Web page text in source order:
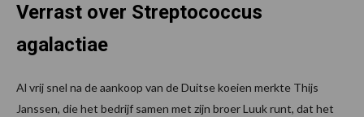
Verrast over Streptococcus
agalactiae
Al vrij snel na de aankoop van de Duitse koeien merkte Thijs
Janssen, die het bedrijf samen met zijn broer Luuk runt, dat het